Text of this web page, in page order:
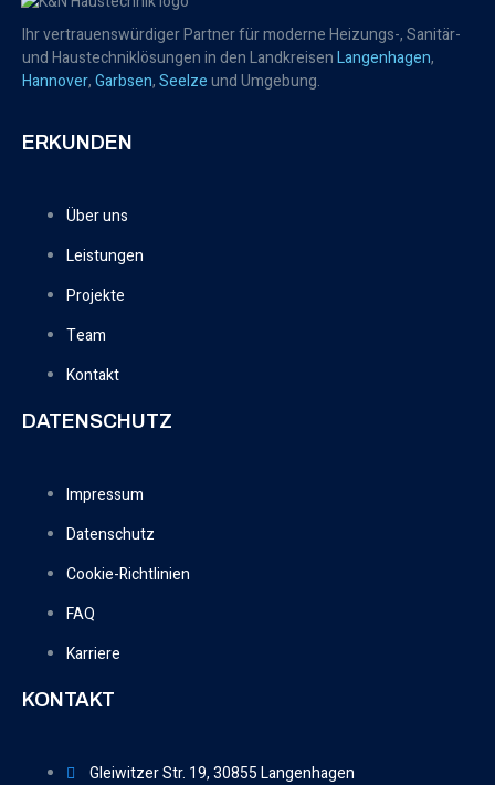
Ihr vertrauenswürdiger Partner für moderne Heizungs-, Sanitär-
und Haustechniklösungen in den LandkreisenLangenhagen,
Hannover,Garbsen,Seelzeund Umgebung.
ERKUNDEN
Über uns
Leistungen
Projekte
Team
Kontakt
DATENSCHUTZ
Impressum
Datenschutz
Cookie-Richtlinien
FAQ
Karriere
KONTAKT
Gleiwitzer Str. 19, 30855 Langenhagen